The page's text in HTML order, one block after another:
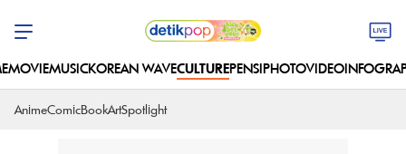
MOVIEMUSICKOREAN WAVECULTUREPENSIPHOTOVIDEO
AnimeComicBookArtSpotlight